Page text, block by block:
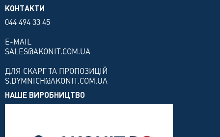
КОНТАКТИ
044 494 33 45
E-MAIL
SALES@AKONIT.COM.UA
ДЛЯ СКАРГ ТА ПРОПОЗИЦІЙ
S.DYMNICH@AKONIT.COM.UA
НАШЕ ВИРОБНИЦТВО